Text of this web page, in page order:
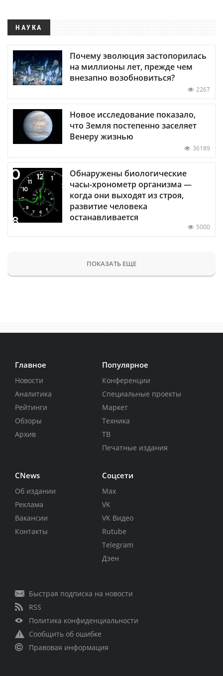
НАУКА
Почему эволюция застопорилась
на миллионы лет, прежде чем
внезапно возобновиться?
2267
Новое исследование показало,
что Земля постепенно заселяет
Венеру жизнью
36189
Обнаружены биологические
часы-хронометр организма —
когда они выходят из строя,
развитие человека
останавливается
5000
ПОКАЗАТЬ ЕЩЕ
Главное
Новости
Аналитика
Рейтинги
Обзоры
Архив
Популярное
Конференции
Специальные проекты
Маркет
Техника
ТВ
Печатные издания
CNews
Об издании
Реклама
Вакансии
Контакты
Соцсети
Max
VK
VK Видео
Rutube
Telegram
Дзен
Быстрая подписка на новости
RSS
Политика конфиденциальности
Сообщить об ошибке
Правовая информация